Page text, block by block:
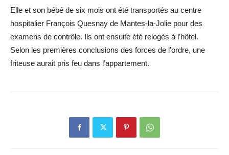
Elle et son bébé de six mois ont été transportés au centre
hospitalier François Quesnay de Mantes-la-Jolie pour des
examens de contrôle. Ils ont ensuite été relogés à l’hôtel.
Selon les premières conclusions des forces de l’ordre, une
friteuse aurait pris feu dans l’appartement.